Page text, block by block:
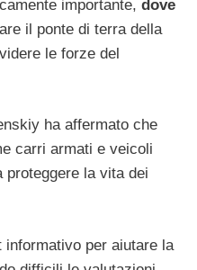
importante, dove
il ponte di terra della
le forze del
ha affermato che
carri armati e veicoli
proteggere la vita dei
informativo per aiutare la